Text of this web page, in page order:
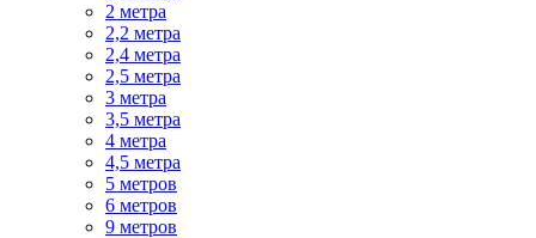
2 метра
2,2 метра
2,4 метра
2,5 метра
3 метра
3,5 метра
4 метра
4,5 метра
5 метров
6 метров
9 метров